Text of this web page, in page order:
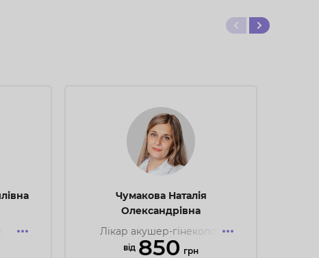
ЕКЗ,
Чумакова Наталія
Олександрівна
Лікар акушер-гінеколог,
лікар УЗД, репродуктолог,
вiд 850 грн